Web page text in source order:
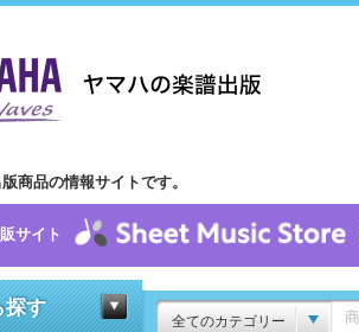
商品の情報サイトです。
サイト
探す
全てのカテゴリー